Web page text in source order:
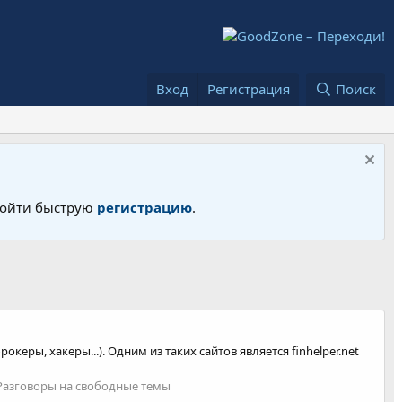
Вход Регистрация Поиск
быструю регистрацию.
хакеры...). Одним из таких сайтов является finhelper.net
на свободные темы